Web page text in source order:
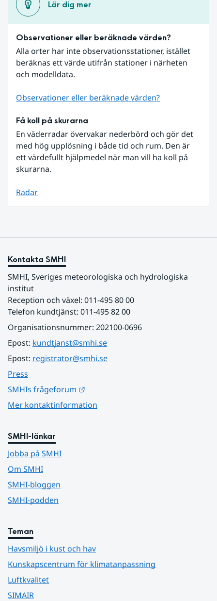
Lär dig mer
Observationer eller beräknade värden?
Alla orter har inte observationsstationer, istället
beräknas ett värde utifrån stationer i närheten
och modelldata.
Observationer eller beräknade värden?
Få koll på skurarna
En väderradar övervakar nederbörd och gör det
med hög upplösning i både tid och rum. Den är
ett värdefullt hjälpmedel när man vill ha koll på
skurarna.
Radar
Kontakta SMHI
SMHI, Sveriges meteorologiska och hydrologiska
institut
Reception och växel: 011-495 80 00
Telefon kundtjänst: 011-495 82 00
Organisationsnummer: 202100-0696
Epost: kundtjanst@smhi.se
Epost: registrator@smhi.se
Press
SMHIs frågeforum
Mer kontaktinformation
SMHI-länkar
Jobba på SMHI
Om SMHI
SMHI-bloggen
SMHI-podden
Teman
Havsmiljö i kust och hav
Kunskapscentrum för klimatanpassning
Luftkvalitet
SIMAIR